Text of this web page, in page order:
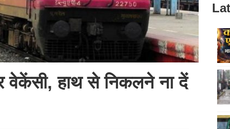
वेकेंसी, हाथ से निकलने ना दें